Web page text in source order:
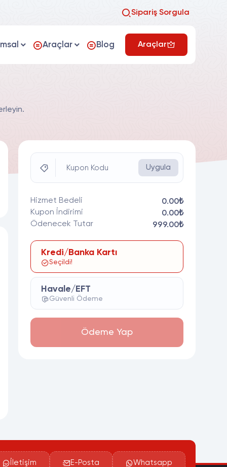
Sipariş Sorgula
Araçlar Blog Araçlar
Kupon Kodu Uygula
Hizmet Bedeli
0.00₺
Kupon İndirimi
0.00₺
Ödenecek Tutar
999.00₺
Kredi/Banka Kartı
Seçildi!
Havale/EFT
Güvenli Ödeme
Ödeme Yap
İletişim E-Posta Whatsapp